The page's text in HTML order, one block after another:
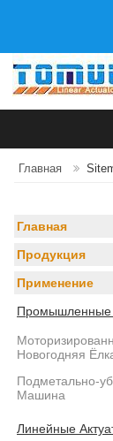
Главная
Главная
Продукция
Применение
Новогодняя
Подметально-
Машина
Линейные